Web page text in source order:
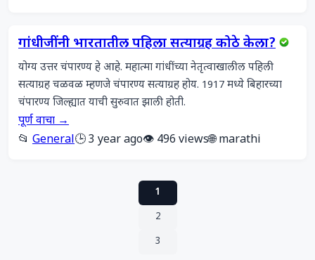
गांधीजींनी भारतातील पहिला सत्याग्रह कोठे केला?
योग्य उत्तर चंपारण्य हे आहे. महात्मा गांधींच्या नेतृत्वाखालील पहिली
सत्याग्रह चळवळ म्हणजे चंपारण्य सत्याग्रह होय. 1917 मध्ये बिहारच्या
चंपारण्य जिल्ह्यात याची सुरुवात झाली होती.
पूर्ण वाचा →
📂 General🕒 3 year ago👁️ 496 views🌐 marathi
1
2
3